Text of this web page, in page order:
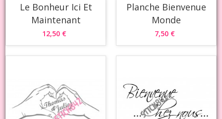
Le Bonheur Ici Et
Maintenant
12,50 €
Planche Bienvenue
Monde
7,50 €